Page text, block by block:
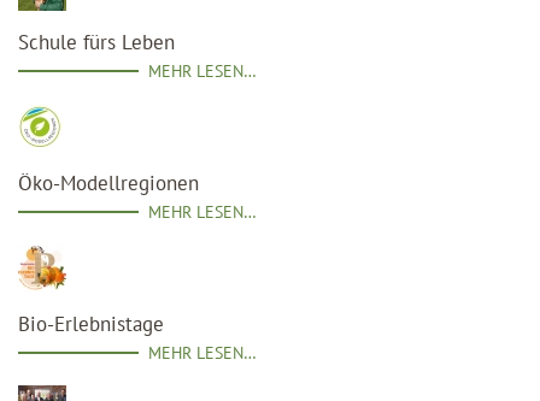
Schule fürs Leben
MEHR LESEN…
Öko-Modellregionen
MEHR LESEN…
Bio-Erlebnistage
MEHR LESEN…